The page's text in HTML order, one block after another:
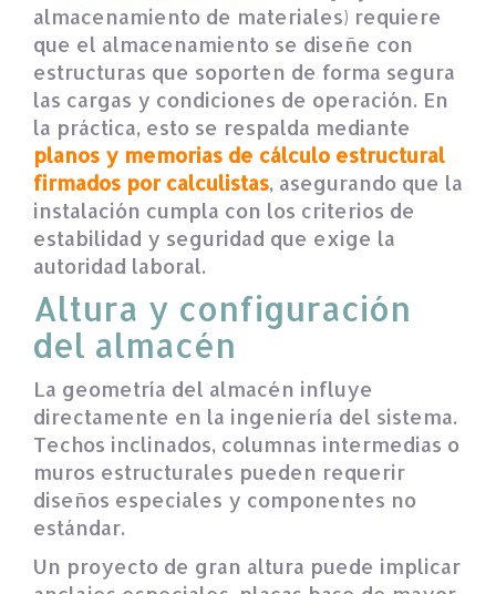
almacenamiento de materiales) requiere
que el almacenamiento se diseñe con
estructuras que soporten de forma segura
las cargas y condiciones de operación. En
la práctica, esto se respalda mediante
planos y memorias de cálculo estructural
firmados por calculistas, asegurando que la
instalación cumpla con los criterios de
estabilidad y seguridad que exige la
autoridad laboral.
Altura y configuración
del almacén
La geometría del almacén influye
directamente en la ingeniería del sistema.
Techos inclinados, columnas intermedias o
muros estructurales pueden requerir
diseños especiales y componentes no
estándar.
Un proyecto de gran altura puede implicar